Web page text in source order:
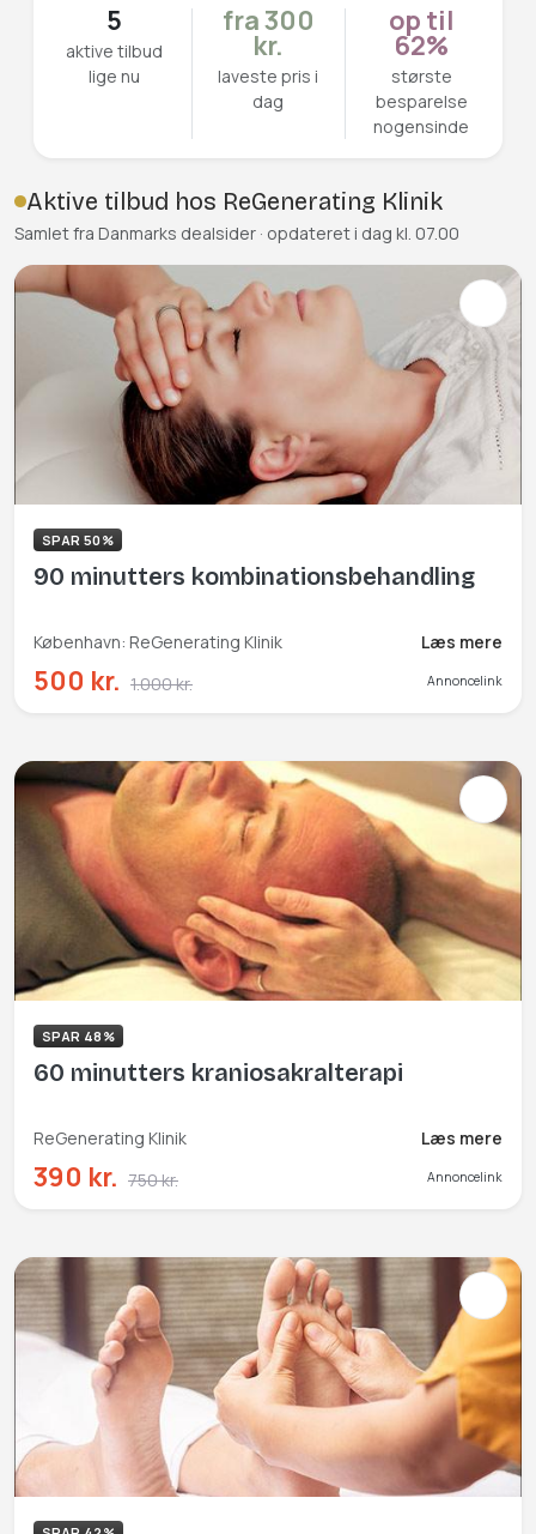
5
aktive tilbud
lige nu
fra 300
kr.
laveste pris i
dag
op til
62%
største
besparelse
nogensinde
Aktive tilbud hos ReGenerating Klinik
Samlet fra Danmarks dealsider · opdateret i dag kl. 07.00
SPAR 50%
90 minutters kombinationsbehandling
København: ReGenerating Klinik Læs mere
500 kr. 1.000 kr. Annoncelink
SPAR 48%
60 minutters kraniosakralterapi
ReGenerating Klinik Læs mere
390 kr. 750 kr. Annoncelink